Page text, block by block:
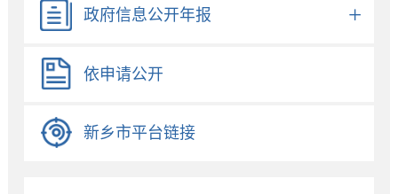
政府信息公开年报
依申请公开
新乡市平台链接